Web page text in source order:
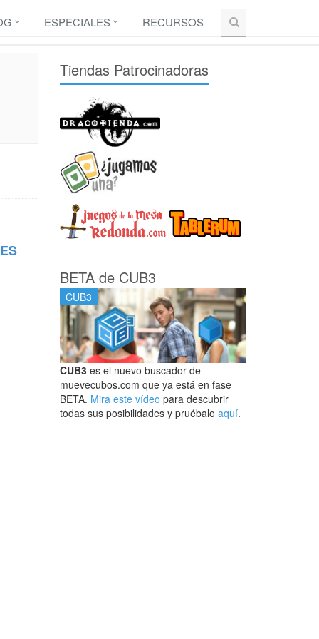
ESPECIALES RECURSOS
Tiendas Patrocinadoras
BETA de CUB3
CUB3
CUB3es el nuevo buscador de
muevecubos.com que ya está en fase
BETA. Mira este vídeo para descubrir
todas sus posibilidades y pruébalo aquí.